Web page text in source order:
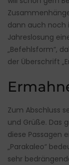
dann auch noch
Jahreslosung
„Befehlsform“,
der Überschrift
Zum Abschluss
und Grüße. Das
diese Passagen
„Parakaleo“
sehr